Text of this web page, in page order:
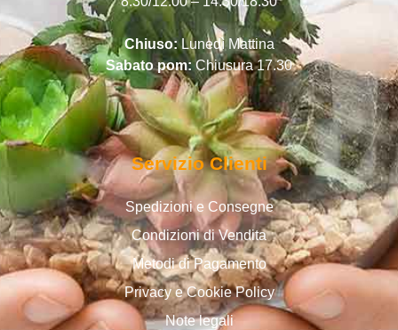
Chiuso:Lunedì Mattina
Sabato pom:Chiusura 17.30
Servizio Clienti
Spedizioni e Consegne
Condizioni di Vendita
Metodi di Pagamento
Privacy e Cookie Policy
Note legali